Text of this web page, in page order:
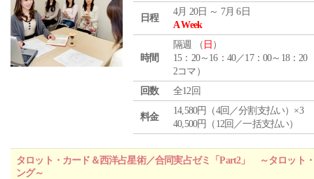
日程
4月 20日 ～ 7月 6日
A Week
時間
隔週 （ 日 ）
15：20～16：40／17：00～18：20
2コマ）
回数
全12回
料金
14,580円（4回／分割支払い）×3
40,500円（12回／一括支払い）
タロット・カード＆西洋占星術／合同実占ゼミ「Part2」 ～タロット
ング～